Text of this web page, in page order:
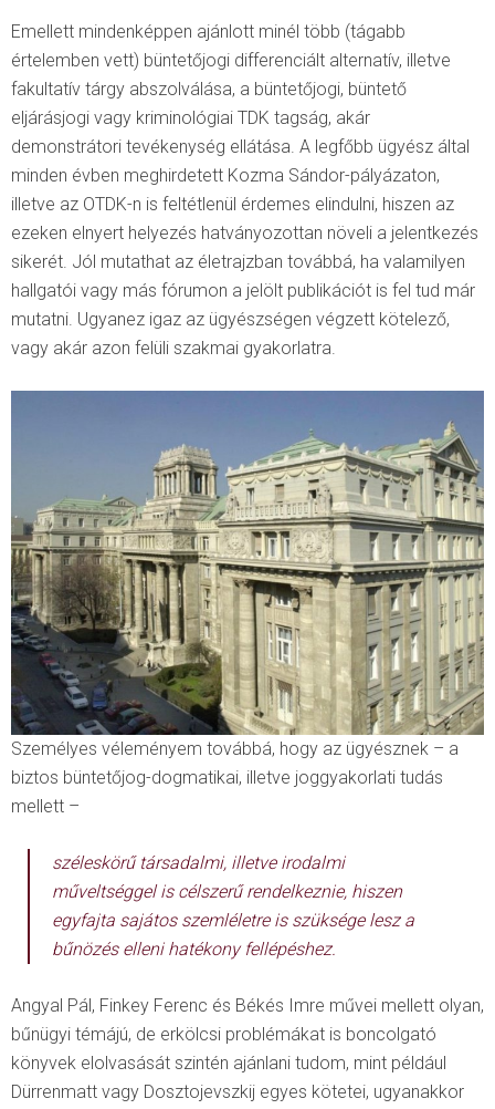
Emellett mindenképpen ajánlott minél több (tágabb
értelemben vett) büntetőjogi differenciált alternatív, illetve
fakultatív tárgy abszolválása, a büntetőjogi, büntető
eljárásjogi vagy kriminológiai TDK tagság, akár
demonstrátori tevékenység ellátása. A legfőbb ügyész által
minden évben meghirdetett Kozma Sándor-pályázaton,
illetve az OTDK-n is feltétlenül érdemes elindulni, hiszen az
ezeken elnyert helyezés hatványozottan növeli a jelentkezés
sikerét. Jól mutathat az életrajzban továbbá, ha valamilyen
hallgatói vagy más fórumon a jelölt publikációt is fel tud már
mutatni. Ugyanez igaz az ügyészségen végzett kötelező,
vagy akár azon felüli szakmai gyakorlatra.
Személyes véleményem továbbá, hogy az ügyésznek – a
biztos büntetőjog-dogmatikai, illetve joggyakorlati tudás
mellett –
széleskörű társadalmi, illetve irodalmi
műveltséggel is célszerű rendelkeznie, hiszen
egyfajta sajátos szemléletre is szüksége lesz a
bűnözés elleni hatékony fellépéshez.
Angyal Pál, Finkey Ferenc és Békés Imre művei mellett olyan,
bűnügyi témájú, de erkölcsi problémákat is boncolgató
könyvek elolvasását szintén ajánlani tudom, mint például
Dürrenmatt vagy Dosztojevszkij egyes kötetei, ugyanakkor